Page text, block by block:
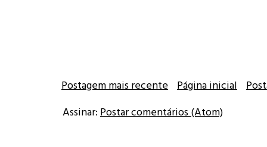
Postagem mais recente Página inicial
Assinar: Postar comentários (Atom)